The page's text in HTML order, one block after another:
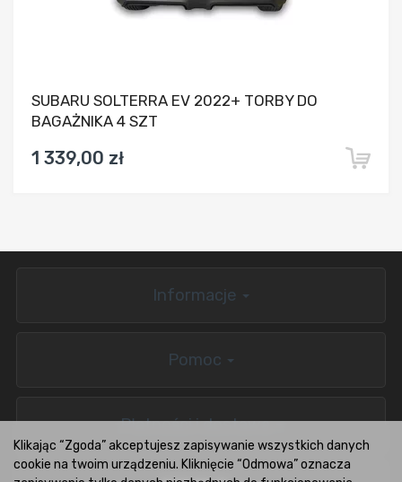
SUBARU SOLTERRA EV 2022+ TORBY DO
BAGAŻNIKA 4 SZT
1 339,00 zł
Informacje
Pomoc
Płatności i dostawa
Klikając “Zgoda” akceptujesz zapisywanie wszystkich danych
cookie na twoim urządzeniu. Kliknięcie “Odmowa” oznacza